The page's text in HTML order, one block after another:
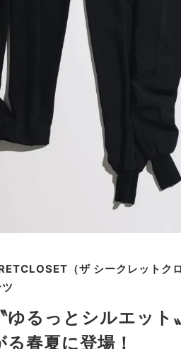
（ザ シークレットクロ
ゆるっとシルエット
春夏に登場！